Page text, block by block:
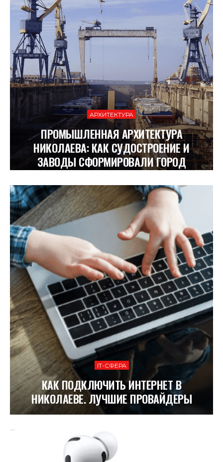
АРХИТЕКТУРА
ПРОМЫШЛЕННАЯ АРХИТЕКТУРА
НИКОЛАЕВА: КАК СУДОСТРОЕНИЕ И
ЗАВОДЫ СФОРМИРОВАЛИ ГОРОД
ІТ-СФЕРА
КАК ПОДКЛЮЧИТЬ ИНТЕРНЕТ В
НИКОЛАЕВЕ. ЛУЧШИЕ ПРОВАЙДЕРЫ